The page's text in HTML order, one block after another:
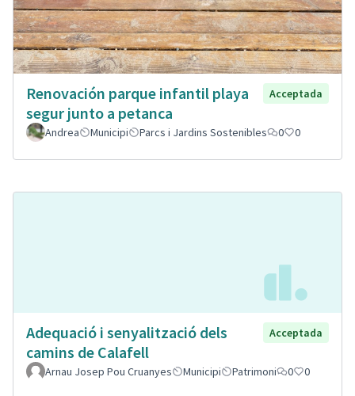
Renovación parque infantil playa
segur junto a petanca
Acceptada
Andrea Municipi Parcs i Jardins Sostenibles 0 0
Adequació i senyalització dels
camins de Calafell
Acceptada
Arnau Josep Pou Cruanyes Municipi Patrimoni 0 0